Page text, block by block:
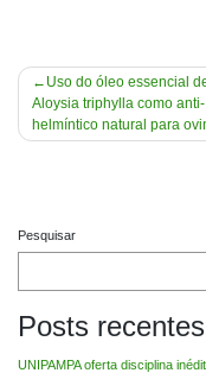
Navegação
de
Post
Uso do óleo essencial
Aloysia triphylla como anti-
helmíntico natural para
Pesquisar
Posts recentes
UNIPAMPA oferta disciplina